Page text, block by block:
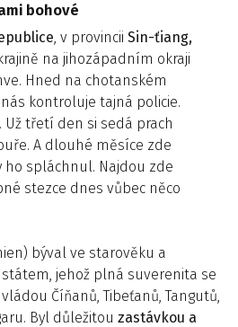
bohové
, v provincii Sin-ťiang,
na jihozápadním okraji
Hned na chotanském
kontroluje tajná policie.
Už třetí den si sedá prach
A dlouhé měsíce zde
ho spláchnul. Najdou zde
stezce dnes vůbec něco
býval ve starověku a
jehož plná suverenita se
Číňanů, Tibeťanů, Tangutů,
Byl důležitou zastávkou a